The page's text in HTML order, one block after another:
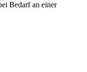
Bedarf an einer